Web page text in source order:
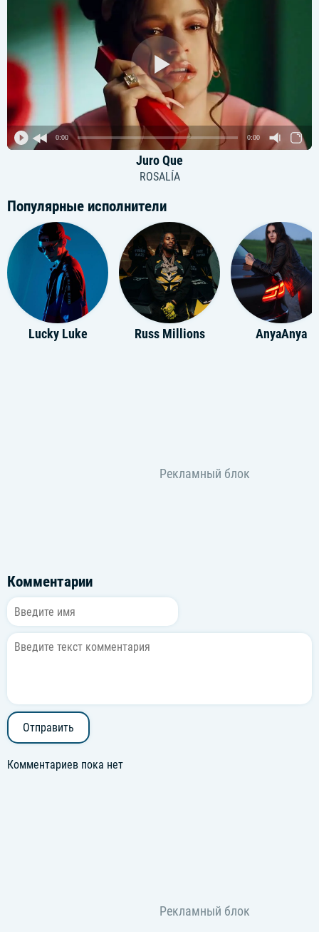
0:00 0:00
Juro Que
ROSALÍA
Популярные исполнители
Lucky Luke Russ Millions AnyaAnya
Комментарии
Отправить
Комментариев пока нет